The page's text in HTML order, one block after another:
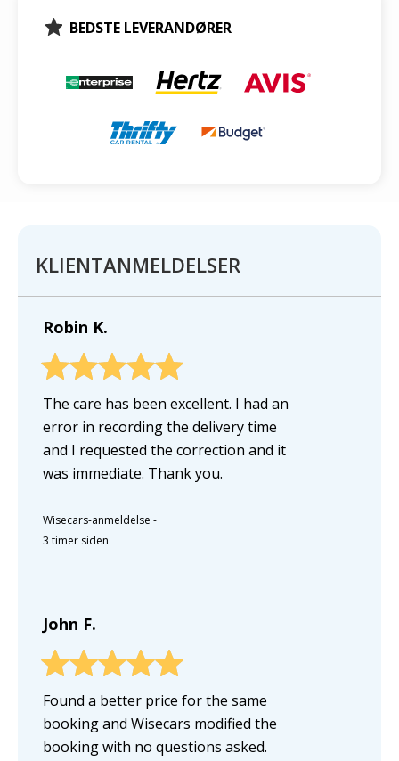
BEDSTE LEVERANDØRER
KLIENTANMELDELSER
Robin K.
The care has been excellent. I had an
error in recording the delivery time
and I requested the correction and it
was immediate. Thank you.
Wisecars-anmeldelse -
3 timer siden
John F.
Found a better price for the same
booking and Wisecars modified the
booking with no questions asked.